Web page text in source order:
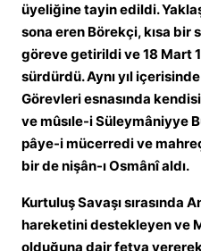
üyeliğine tayin edildi.
sona eren Börekçi, kısa bir
göreve getirildi ve 18 Mart
sürdürdü. Aynı yıl
Görevleri esnasında
ve mûsıle-i Süleymâniyye
pâye-i mücerredi ve
bir de nişân-ı Osmânî aldı.
Kurtuluş Savaşı sırasında
hareketini destekleyen ve
olduğuna dair fetva